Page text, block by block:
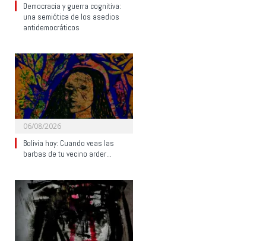
Democracia y guerra cognitiva:
una semiótica de los asedios
antidemocráticos
06/08/2026
Bolivia hoy: Cuando veas las
barbas de tu vecino arder…